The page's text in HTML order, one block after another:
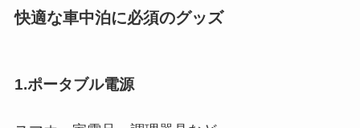
快適な車中泊に必須のグッズ
1.ポータブル電源